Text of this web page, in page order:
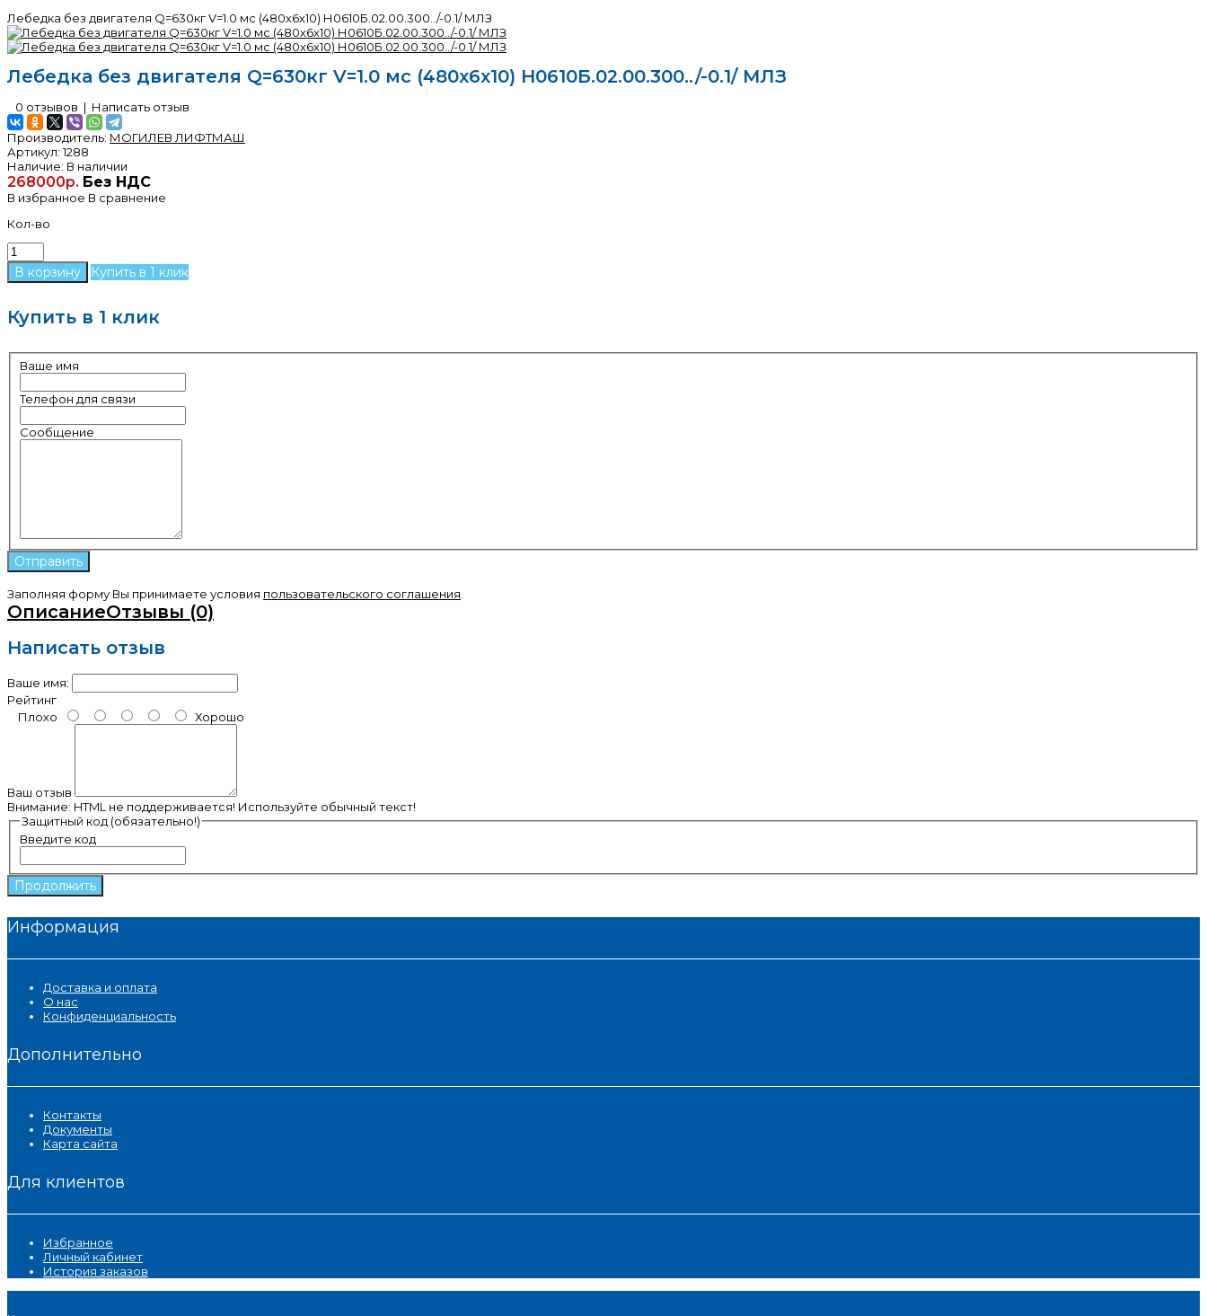
Лебедка без двигателя Q=630кг V=1.0 мс (480х6х10) Н0610Б.02.00.300../-0.1/ МЛЗ
Лебедка без двигателя Q=630кг V=1.0 мс (480х6х10) Н0610Б.02.00.300../-0.1/ МЛЗ
0 отзывов | Написать отзыв
Производитель: МОГИЛЕВ ЛИФТМАШ
Артикул:1288
Наличие: В наличии
268000р. Без НДС
В избранное В сравнение
Кол-во
Купить в 1 клик
Купить в 1 клик
Ваше имя
Телефон для связи
Сообщение
Заполняя форму Вы принимаете условия пользовательского соглашения
ОписаниеОтзывы (0)
Написать отзыв
Ваше имя:
Рейтинг
Плохо
Хорошо
Ваш отзыв
Внимание: HTML не поддерживается! Используйте обычный текст!
Защитный код (обязательно!)
Введите код
Продолжить
Информация
Доставка и оплата
О нас
Конфиденциальность
Дополнительно
Контакты
Документы
Карта сайта
Для клиентов
Избранное
Личный кабинет
История заказов